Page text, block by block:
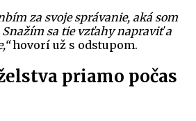
za svoje správanie, aká som
sa tie vzťahy napraviť a
hovorí už s odstupom.
priamo počas